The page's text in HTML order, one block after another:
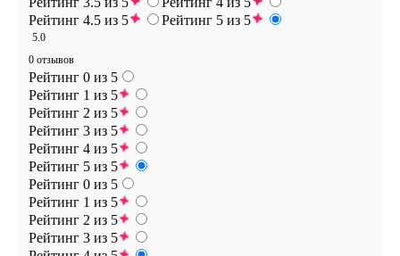
Рейтинг 4.5 из 5
Рейтинг 5 из 5
5.0
0 отзывов
Рейтинг 0 из 5
Рейтинг 1 из 5
Рейтинг 2 из 5
Рейтинг 3 из 5
Рейтинг 4 из 5
Рейтинг 5 из 5
Рейтинг 0 из 5
Рейтинг 1 из 5
Рейтинг 2 из 5
Рейтинг 3 из 5